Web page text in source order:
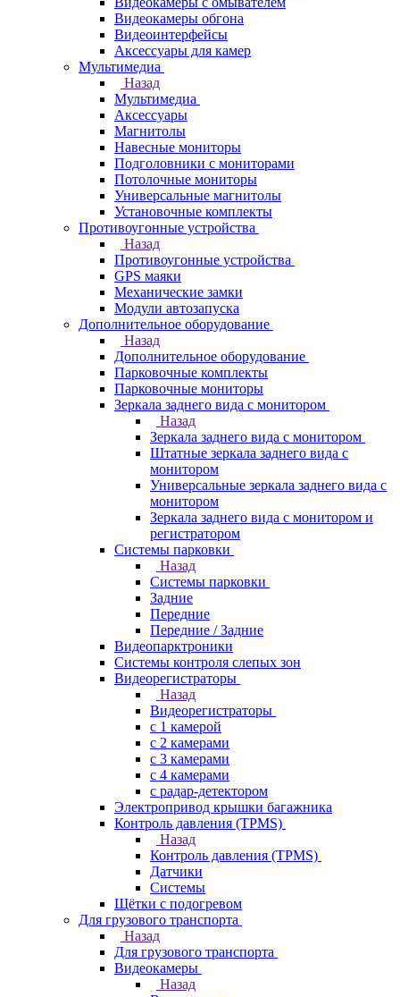
Видеокамеры обгона
Видеоинтерфейсы
Аксессуары для камер
Мультимедиа
Назад
Мультимедиа
Аксессуары
Магнитолы
Навесные мониторы
Подголовники с мониторами
Потолочные мониторы
Универсальные магнитолы
Установочные комплекты
Противоугонные устройства
Назад
Противоугонные устройства
GPS маяки
Механические замки
Модули автозапуска
Дополнительное оборудование
Назад
Дополнительное оборудование
Парковочные комплекты
Парковочные мониторы
Зеркала заднего вида с монитором
Назад
Зеркала заднего вида с монитором
Штатные зеркала заднего вида с
монитором
Универсальные зеркала заднего вида с
монитором
Зеркала заднего вида с монитором и
регистратором
Системы парковки
Назад
Системы парковки
Задние
Передние
Передние / Задние
Видеопарктроники
Системы контроля слепых зон
Видеорегистраторы
Назад
Видеорегистраторы
с 1 камерой
с 2 камерами
с 3 камерами
с 4 камерами
с радар-детектором
Электропривод крышки багажника
Контроль давления (TPMS)
Назад
Контроль давления (TPMS)
Датчики
Системы
Щётки с подогревом
Для грузового транспорта
Назад
Для грузового транспорта
Видеокамеры
Назад